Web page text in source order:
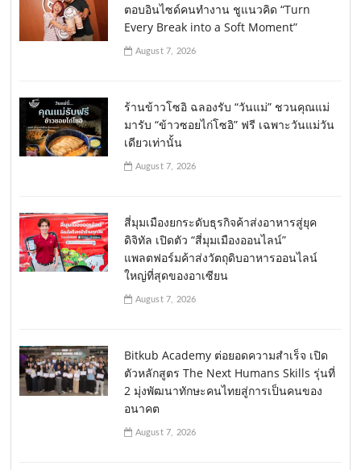
ตอบอินไซด์คนทำงาน ชูแนวคิด “Turn
Every Break into a Soft Moment”
August 7, 2026
ร้านข้าวโซอิ ฉลองรับ “วันแม่” ชวนคุณแม่
มารับ “ข้าวซอยไก่โซอิ” ฟรี เฉพาะวันแม่วัน
เดียวเท่านั้น
August 7, 2026
สี่มุมเมืองยกระดับธุรกิจค้าส่งอาหารสู่ยุค
ดิจิทัล เปิดตัว “สี่มุมเมืองออนไลน์”
แพลตฟอร์มค้าส่งวัตถุดิบอาหารออนไลน์
ใหญ่ที่สุดของอาเซียน
August 7, 2026
Bitkub Academy ต่อยอดความสำเร็จ เปิด
ตัวหลักสูตร The Next Humans Skills รุ่นที่
2 มุ่งพัฒนาทักษะคนไทยสู่การเป็นคนของ
อนาคต
August 7, 2026